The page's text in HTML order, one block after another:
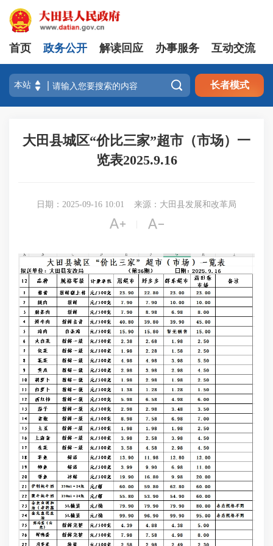
首页 政务公开 解读回应 办事服务 互动交流
 长者模式
大田县城区“价比三家”超市（市场）一
览表2025.9.16
日期：2025-09-16 10:01 来源：大田县发展和改革局
 